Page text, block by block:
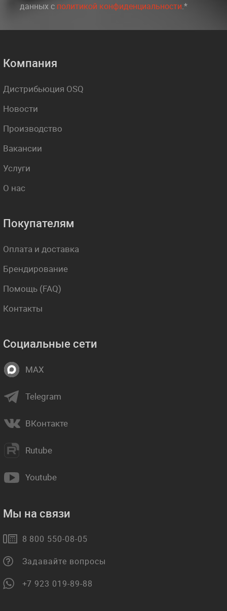
данных c политикой конфиденциальности.*
Компания
Дистрибьюция OSQ
Новости
Производство
Вакансии
Услуги
О нас
Покупателям
Оплата и доставка
Брендирование
Помощь (FAQ)
Контакты
Социальные сети
MAX
Telegram
ВКонтакте
Rutube
Youtube
Мы на связи
8 800 550-08-05
Задавайте вопросы
+7 923 019-89-88